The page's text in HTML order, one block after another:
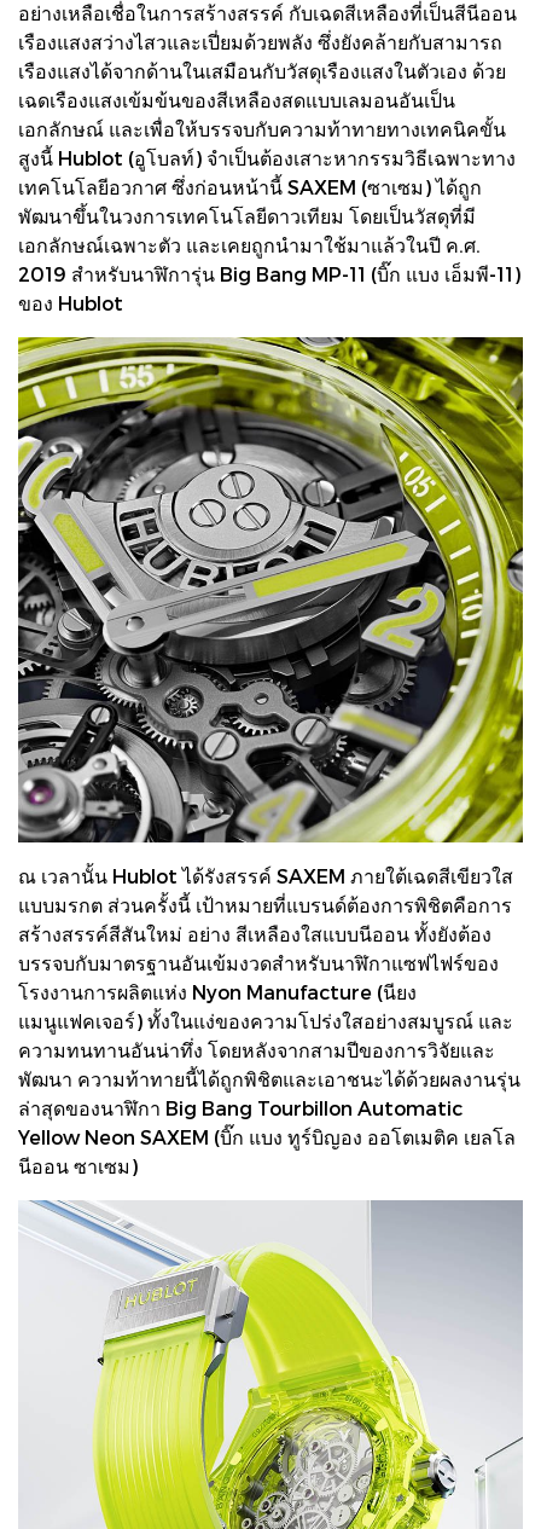
อย่างเหลือเชื่อในการสร้างสรรค์ กับเฉดสีเหลืองที่เป็นสีนีออน
เรืองแสงสว่างไสวและเปี่ยมด้วยพลัง ซึ่งยังคล้ายกับสามารถ
เรืองแสงได้จากด้านในเสมือนกับวัสดุเรืองแสงในตัวเอง ด้วย
เฉดเรืองแสงเข้มข้นของสีเหลืองสดแบบเลมอนอันเป็น
เอกลักษณ์ และเพื่อให้บรรจบกับความท้าทายทางเทคนิคขั้น
สูงนี้ Hublot (อูโบลท์) จำเป็นต้องเสาะหากรรมวิธีเฉพาะทาง
เทคโนโลยีอวกาศ ซึ่งก่อนหน้านี้ SAXEM (ซาเซม) ได้ถูก
พัฒนาขึ้นในวงการเทคโนโลยีดาวเทียม โดยเป็นวัสดุที่มี
เอกลักษณ์เฉพาะตัว และเคยถูกนำมาใช้มาแล้วในปี ค.ศ.
2019 สำหรับนาฬิการุ่น Big Bang MP-11 (บิ๊ก แบง เอ็มพี-11)
ของ Hublot
ณ เวลานั้น Hublot ได้รังสรรค์ SAXEM ภายใต้เฉดสีเขียวใส
แบบมรกต ส่วนครั้งนี้ เป้าหมายที่แบรนด์ต้องการพิชิตคือการ
สร้างสรรค์สีสันใหม่ อย่าง สีเหลืองใสแบบนีออน ทั้งยังต้อง
บรรจบกับมาตรฐานอันเข้มงวดสำหรับนาฬิกาแซฟไฟร์ของ
โรงงานการผลิตแห่ง Nyon Manufacture (นียง
แมนูแฟคเจอร์) ทั้งในแง่ของความโปร่งใสอย่างสมบูรณ์ และ
ความทนทานอันน่าทึ่ง โดยหลังจากสามปีของการวิจัยและ
พัฒนา ความท้าทายนี้ได้ถูกพิชิตและเอาชนะได้ด้วยผลงานรุ่น
ล่าสุดของนาฬิกา Big Bang Tourbillon Automatic
Yellow Neon SAXEM (บิ๊ก แบง ทูร์บิญอง ออโตเมติค เยลโล
นีออน ซาเซม)